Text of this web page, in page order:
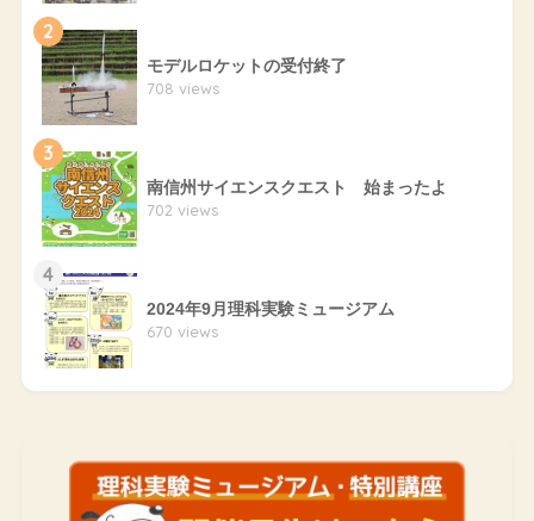
2
モデルロケットの受付終了
708 views
3
南信州サイエンスクエスト 始まったよ
702 views
4
2024年9月理科実験ミュージアム
670 views